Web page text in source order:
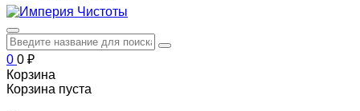
0 0 ₽
Корзина
Корзина пуста